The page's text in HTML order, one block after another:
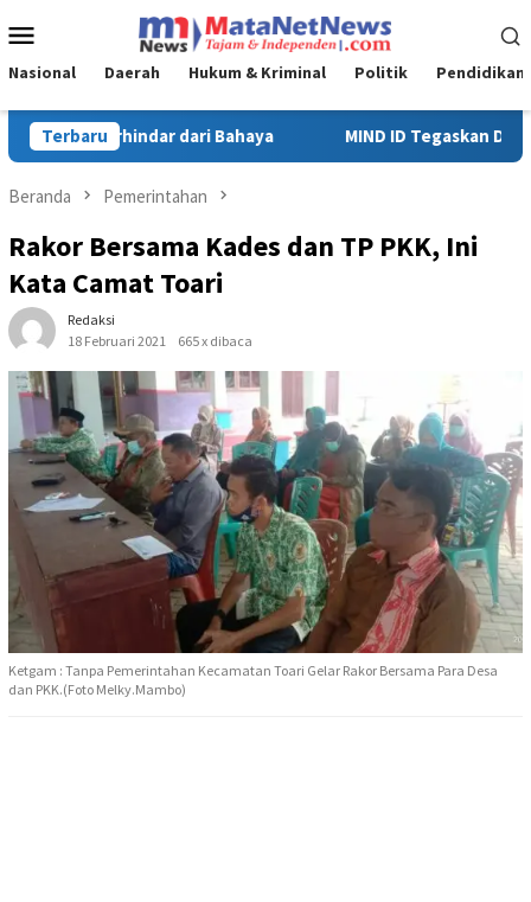
ke
Mobile
Nasional Daerah Hukum & Kriminal Politik Pendidikan
Terbaru
ID Tegaskan Dukungan Penuh Bagi PT Vale di Pomalaa,
Beranda Pemerintahan
Rakor Bersama Kades dan TP PKK, Ini
Kata Camat Toari
Redaksi
18 Februari 2021
665 x dibaca
Ketgam : Tanpa Pemerintahan Kecamatan Toari Gelar Rakor Bersama Para Desa
dan PKK.(Foto Melky.Mambo)